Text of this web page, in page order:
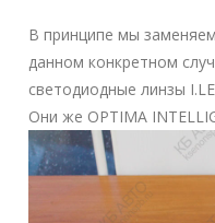
В принципе мы
данном конкретном
светодиодные линзы
Они же OPTIMA